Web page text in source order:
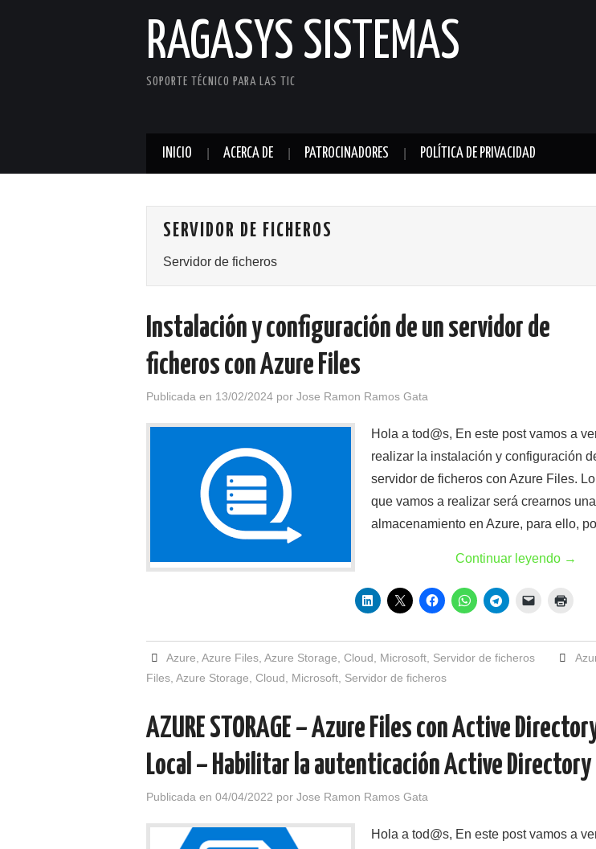
RAGASYS SISTEMAS
SOPORTE TÉCNICO PARA LAS TIC
INICIO ACERCA DE PATROCINADORES POLÍTICA DE PRIVACIDAD
SERVIDOR DE FICHEROS
Servidor de ficheros
Instalación y configuración de un servidor de
ficheros con Azure Files
Publicada en 13/02/2024 por Jose Ramon Ramos Gata
Hola a tod@s, En este post vamos a
realizar la instalación y configuración
servidor de ficheros con Azure Files.
que vamos a realizar será crearnos
almacenamiento en Azure, para ello,
Continuar leyendo →
Azure ,Azure Files ,Azure Storage ,Cloud Microsoft Servidor de ficheros
Files Azure Storage Cloud Microsoft Servidor de ficheros
AZURE STORAGE – Azure Files con Active
Local – Habilitar la autenticación Active Directory
Publicada en 04/04/2022 por Jose Ramon Ramos Gata
Hola a tod@s, En este post vamos a